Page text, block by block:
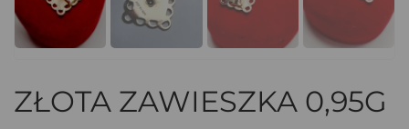
ZŁOTA ZAWIESZKA 0,95G